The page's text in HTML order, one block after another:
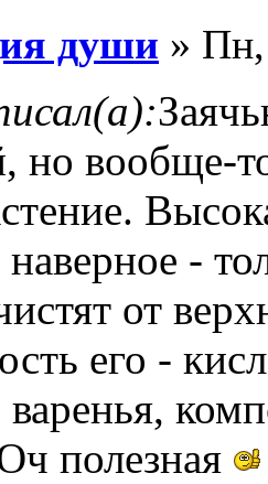
души » Пн,
но вообще-
-
от
его -
полезная